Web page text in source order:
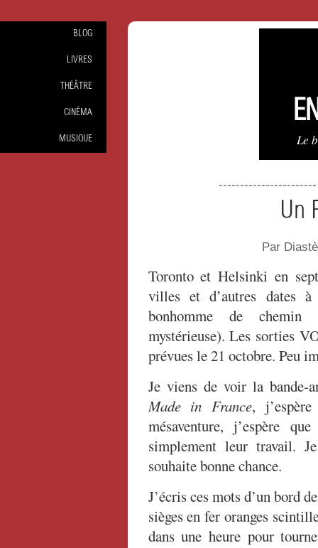
Le
Un
Par
Toronto et Helsinki en
villes et d’autres dates
bonhomme de chemin
mystérieuse). Les sorties
prévues le 21 octobre. Peu
Je viens de voir la bande-
Made in France,
mésaventure, j’espère
simplement leur travail.
souhaite bonne chance.
J’écris ces mots d’un bord
sièges en fer oranges
dans une heure pour
BLOG
LIVRES
THÉÂTRE
CINÉMA
MUSIQUE